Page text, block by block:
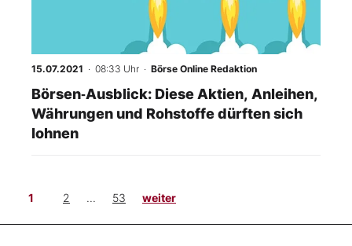
15.07.2021 · 08:33 Uhr · Börse Online Redaktion
Börsen‑Ausblick: Diese Aktien, Anleihen,
Währungen und Rohstoffe dürften sich
lohnen
1 2 ... 53 weiter